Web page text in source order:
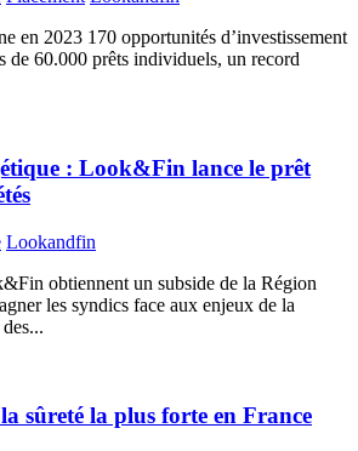
en 2023 170 opportunités d’investissement
de 60.000 prêts individuels, un record
: Look&Fin lance le prêt
Lookandfin
obtiennent un subside de la Région
les syndics face aux enjeux de la
sûreté la plus forte en France